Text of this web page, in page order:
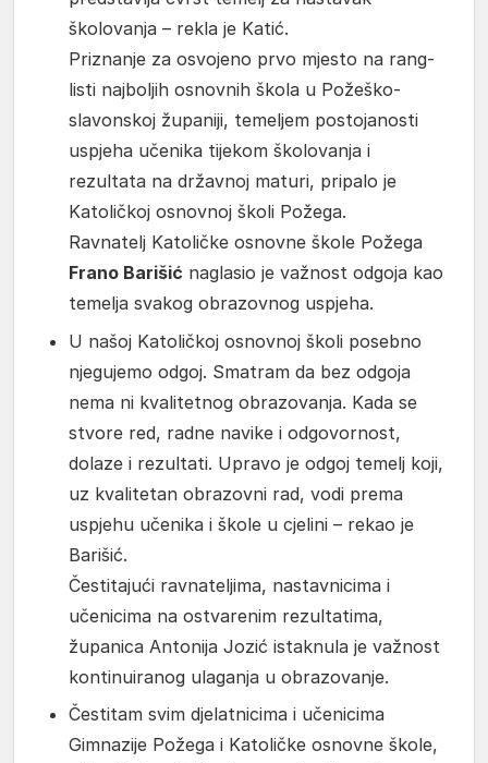
školovanja – rekla je Katić.
Priznanje za osvojeno prvo mjesto na rang-
listi najboljih osnovnih škola u Požeško-
slavonskoj županiji, temeljem postojanosti
uspjeha učenika tijekom školovanja i
rezultata na državnoj maturi, pripalo je
Katoličkoj osnovnoj školi Požega.
Ravnatelj Katoličke osnovne škole Požega
Frano Barišić naglasio je važnost odgoja kao
temelja svakog obrazovnog uspjeha.
U našoj Katoličkoj osnovnoj školi posebno
njegujemo odgoj. Smatram da bez odgoja
nema ni kvalitetnog obrazovanja. Kada se
stvore red, radne navike i odgovornost,
dolaze i rezultati. Upravo je odgoj temelj koji,
uz kvalitetan obrazovni rad, vodi prema
uspjehu učenika i škole u cjelini – rekao je
Barišić.
Čestitajući ravnateljima, nastavnicima i
učenicima na ostvarenim rezultatima,
županica Antonija Jozić istaknula je važnost
kontinuiranog ulaganja u obrazovanje.
Čestitam svim djelatnicima i učenicima
Gimnazije Požega i Katoličke osnovne škole,